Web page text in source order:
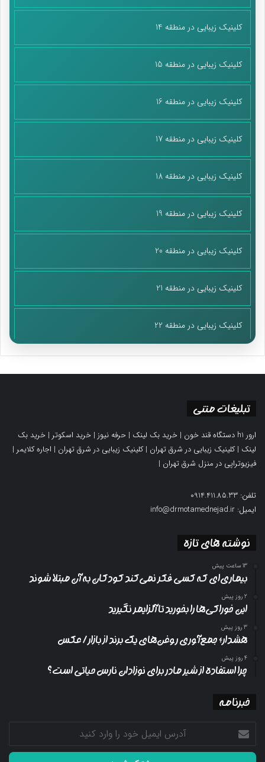
کلینیک زیبایی در منطقه 14
کلینیک زیبایی در منطقه 15
کلینیک زیبایی در منطقه 16
کلینیک زیبایی در منطقه 17
کلینیک زیبایی در منطقه 18
کلینیک زیبایی در منطقه 19
کلینیک زیبایی در منطقه 20
کلینیک زیبایی در منطقه 21
کلینیک زیبایی در منطقه 22
تبلیغات متنی
ارور h1 دستگاه قند خون | خرید بک لینک | حرفه نیوز | خرید اسکوتر | خرید بک
لینک |کلینیک زیبایی در شرق تهران |کلینیک زیبایی در شرق تهران | اجاره کلایمر |
فیزیوتراپی در منزل شرق تهران |
تلفن: 0914.411.85.33
ایمیل: info@drmotamednejad.ir
نوشته های تازه
13 ساعت پیش
بیماری‌ای که کسی فکر نمی‌کند کودکان به آن مبتلا شوند
2 روز پیش
این خوراکی‌ها را بخورید تا آلزایمر نگیرید
3 روز پیش
هشدار؛ جمع‌آوری روغن‌های یک برند از بازار/ عکس
4 روز پیش
چرا استفاده از شیر مادر برای نوزادان نارس حیاتی است؟
خبرنامه
آدرس
ایمیل
خود